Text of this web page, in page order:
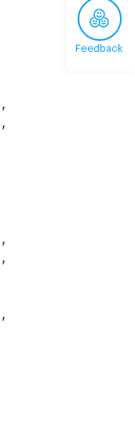
,
,
,
,
,
Feedback